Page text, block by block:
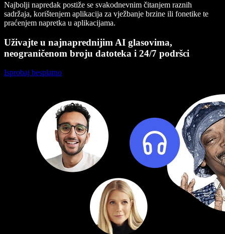
Najbolji napredak postiže se svakodnevnim čitanjem raznih
sadržaja, korištenjem aplikacija za vježbanje brzine ili fonetike te
praćenjem napretka u aplikacijama.
Uživajte u najnaprednijim AI glasovima,
neograničenom broju datoteka i 24/7 podršci
Isprobaj besplatno